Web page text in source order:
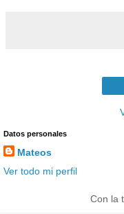
Datos personales
Mateos
Ver todo mi perfil
Con la